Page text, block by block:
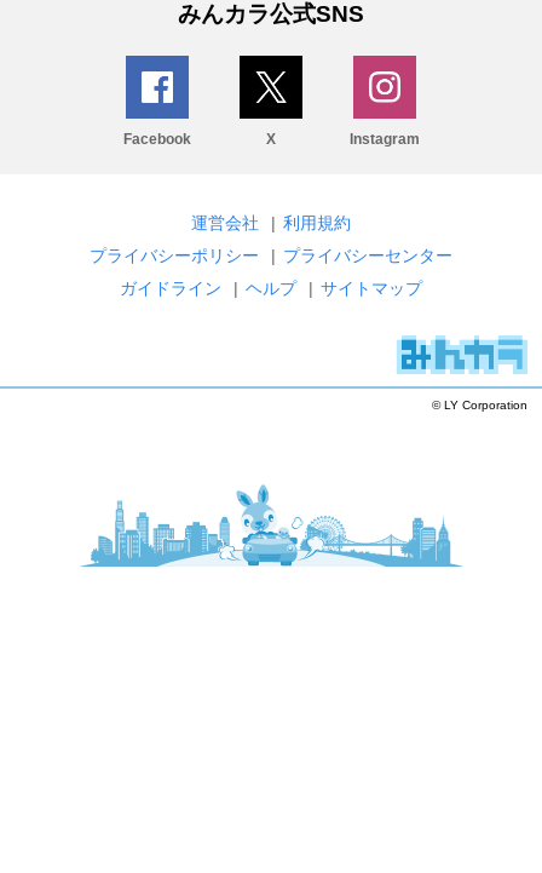
みんカラ公式SNS
Facebook X Instagram
運営会社 | 利用規約
プライバシーポリシー
| プライバシーセンター
ガイドライン
| ヘルプ | サイトマップ
© LY Corporation